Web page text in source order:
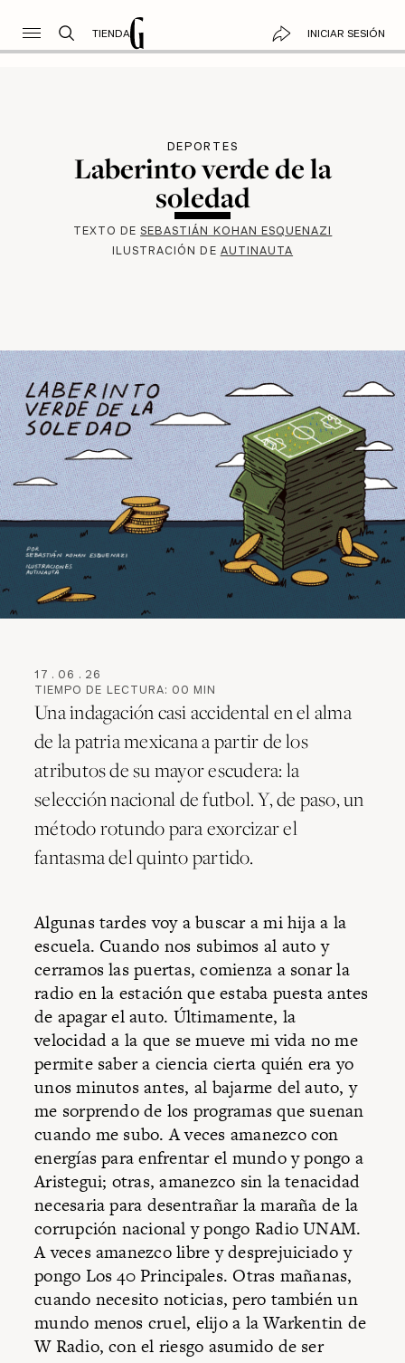
TIENDA INICIAR SESIÓN
DEPORTES
Laberinto verde de la
soledad
TEXTO DE SEBASTIÁN KOHAN ESQUENAZI
ILUSTRACIÓN DE AUTINAUTA
17 . 06 . 26
TIEMPO DE LECTURA: 00 MIN
Una indagación casi accidental en el alma
de la patria mexicana a partir de los
atributos de su mayor escudera: la
selección nacional de futbol. Y, de paso, un
método rotundo para exorcizar el
fantasma del quinto partido.
Algunas tardes voy a buscar a mi hija a la
escuela. Cuando nos subimos al auto y
cerramos las puertas, comienza a sonar la
radio en la estación que estaba puesta antes
de apagar el auto. Últimamente, la
velocidad a la que se mueve mi vida no me
permite saber a ciencia cierta quién era yo
unos minutos antes, al bajarme del auto, y
me sorprendo de los programas que suenan
cuando me subo. A veces amanezco con
energías para enfrentar el mundo y pongo a
Aristegui; otras, amanezco sin la tenacidad
necesaria para desentrañar la maraña de la
corrupción nacional y pongo Radio UNAM.
A veces amanezco libre y desprejuiciado y
pongo Los 40 Principales. Otras mañanas,
cuando necesito noticias, pero también un
mundo menos cruel, elijo a la Warkentin de
W Radio, con el riesgo asumido de ser